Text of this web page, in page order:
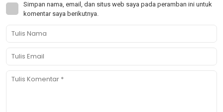
Simpan nama, email, dan situs web saya pada peramban ini untuk
komentar saya berikutnya.